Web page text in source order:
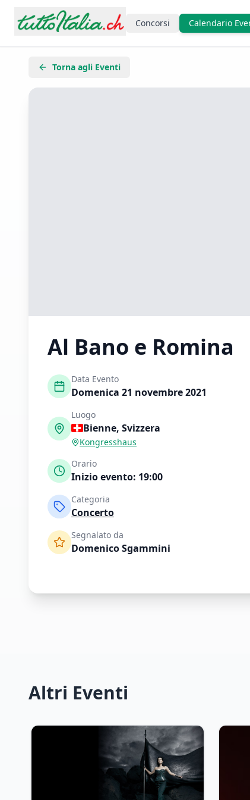
Concorsi Calendario
Torna agli Eventi
Al Bano e Romina
Data Evento
Domenica 21 novembre 2021
Luogo
Bienne, Svizzera
Kongresshaus
Orario
Inizio evento: 19:00
Categoria
Concerto
Segnalato da
Domenico Sgammini
Altri Eventi